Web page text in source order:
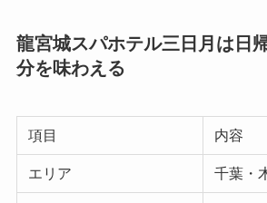
龍宮城スパホテル三日月は日
分を味わえる
項目 内容
エリア 千葉・